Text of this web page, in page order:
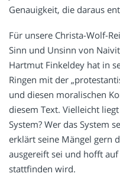
Genauigkeit, die daraus
Für unsere Christa-Wolf-
Sinn und Unsinn von
Hartmut Finkeldey hat in
Ringen mit der
und diesen moralischen
diesem Text. Vielleicht
System? Wer das System
erklärt seine Mängel gern
ausgereift sei und hofft
stattfinden wird.